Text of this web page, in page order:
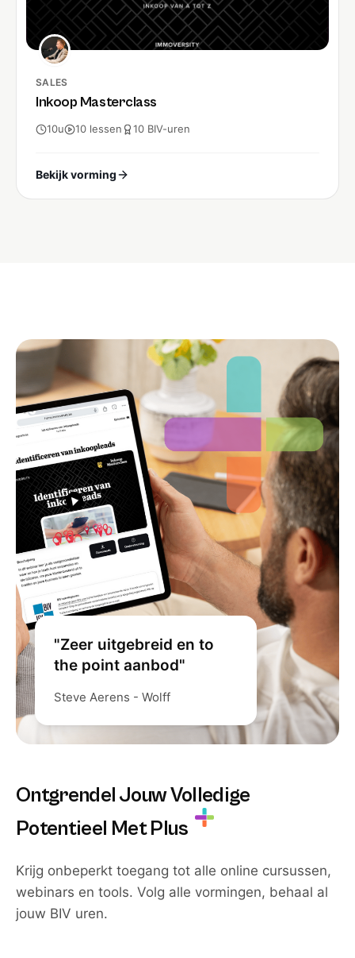
SALES
Inkoop Masterclass
10u 10 lessen 10 BIV-uren
Bekijk vorming
"Zeer uitgebreid en to
the point aanbod"
Steve Aerens - Wolff
Ontgrendel Jouw Volledige
Potentieel Met Plus
Krijg onbeperkt toegang tot alle online cursussen,
webinars en tools. Volg alle vormingen, behaal al
jouw BIV uren.